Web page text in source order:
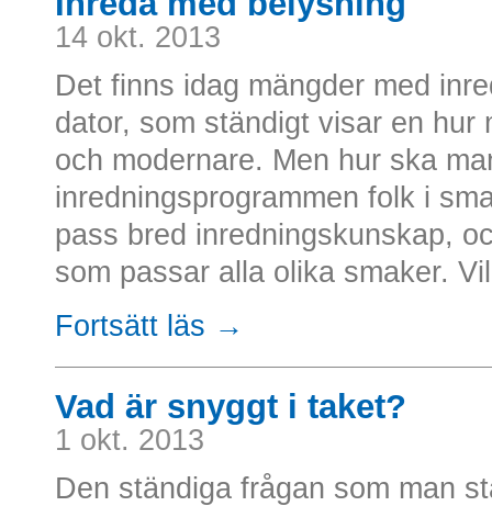
14 okt. 2013
Det finns idag mängder med
dator, som ständigt visar en hur
och modernare. Men hur ska
inredningsprogrammen folk i
pass bred inredningskunskap,
som passar alla olika smaker.
Fortsätt läs →
Vad är snyggt i taket?
1 okt. 2013
Den ständiga frågan som man